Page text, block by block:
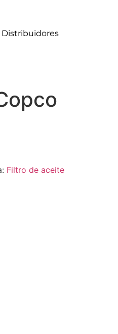
Distribuidores
Filtro de aceite